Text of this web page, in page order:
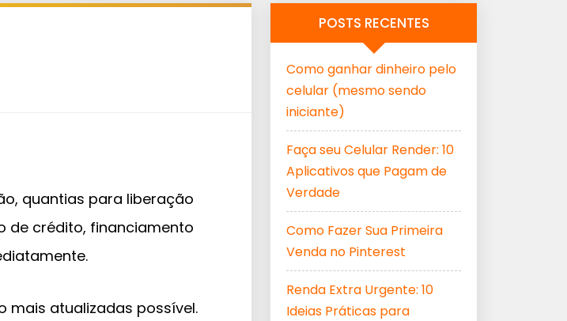
quantias para liberação
de crédito, financiamento
mais atualizadas possível.
POSTS RECENTES
Como ganhar dinheiro pelo
celular (mesmo sendo
iniciante)
Faça seu Celular Render: 10
Aplicativos que Pagam de
Verdade
Como Fazer Sua Primeira
Venda no Pinterest
Renda Extra Urgente: 10
Ideias Práticas para